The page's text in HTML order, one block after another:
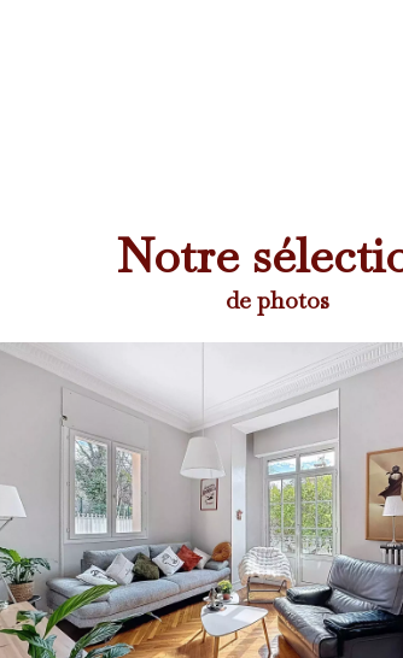
Notre
de photos